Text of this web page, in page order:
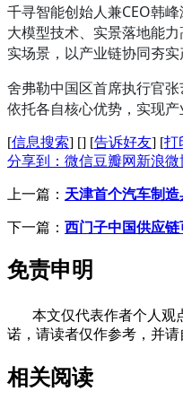
千寻智能创始人兼CEO韩
大模型技术、实景落地能
实场景，以产业链协同夯实
舍弗勒中国区首席执行官
依托各自核心优势，实现
[信息搜索] [] [告诉好友] [打
分享到： 微信豆瓣网 新浪微
上一篇： 天津首个汽车制
下一篇： 西门子中国供应
免责申明
本文仅代表作者个人观点
诺，请读者仅作参考，并
相关阅读